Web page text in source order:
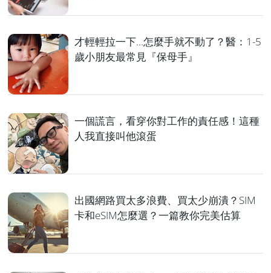
才輕輕拉一下…怎麼手就不動了？醫：1-5
歲小朋友最常見『保母手』
一個謊言，看穿你對工作的責任感！這種
人我直接叫他滾蛋
出國網路買太多浪費、買太少崩潰？SIM
卡和eSIM怎麼選？一篇教你完美估算